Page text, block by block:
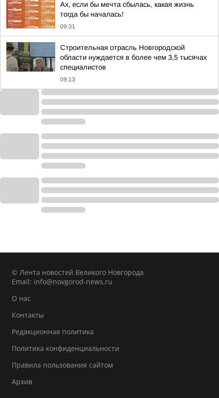
Ах, если бы мечта сбылась, какая жизнь
тогда бы началась!
09:31
Строительная отрасль Новгородской
области нуждается в более чем 3,5 тысячах
специалистов
09:13
© Лента новостей Великого Новгорода
Email: info@novgorod-news.ru
О нас
Контакты
Редакционная политика
Политика конфиденциальности
Правила пользования сайтом
Архив